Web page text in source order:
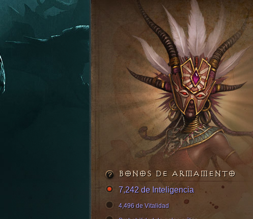
BONOS DE ARMAMENTO
7,242 de Inteligencia
4,496 de Vitalidad